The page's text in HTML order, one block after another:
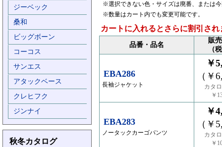
ジーベック
桑和
ビッグボーン
コーコス
サンエス
アタックベース
クレヒフク
ジンナイ
秋冬カタログ
※選択できない色・サイズは廃番、または
※数量はカート内でも変更可能です。
カートに入れるとさらに割引され
品番・品名
販
（
EBA286
長袖ジャケット
￥
（￥
カタ
￥
EBA283
ノータックカーゴパンツ
￥
（￥
カタ
￥